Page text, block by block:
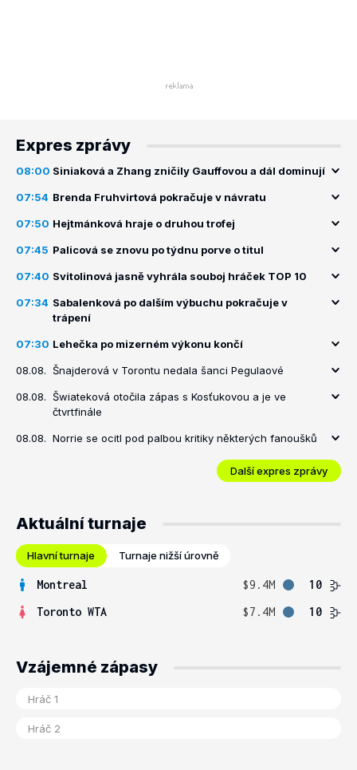
Expres zprávy
08:00 Siniaková a Zhang zničily Gauffovou a dál dominují
07:54 Brenda Fruhvirtová pokračuje v návratu
07:50 Hejtmánková hraje o druhou trofej
07:45 Palicová se znovu po týdnu porve o titul
07:40 Svitolinová jasně vyhrála souboj hráček TOP 10
07:34 Sabalenková po dalším výbuchu pokračuje v
trápení
07:30 Lehečka po mizerném výkonu končí
08.08. Šnajderová v Torontu nedala šanci Pegulaové
08.08. Šwiateková otočila zápas s Kosťukovou a je ve
čtvrtfinále
08.08. Norrie se ocitl pod palbou kritiky některých fanoušků
Další expres zprávy
Aktuální turnaje
Hlavní turnaje Turnaje nižší úrovně
Montreal $9.4M
10
Toronto WTA
$7.4M 10
Vzájemné zápasy